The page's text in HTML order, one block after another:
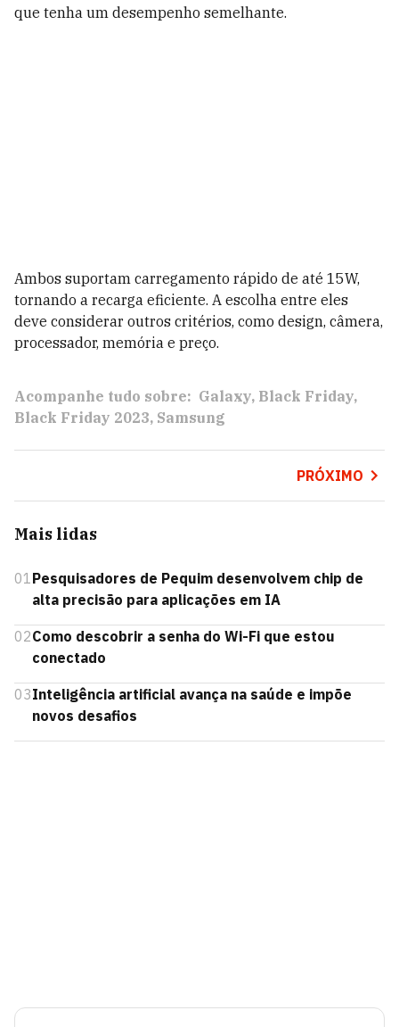
que tenha um desempenho semelhante.
Ambos suportam carregamento rápido de até 15W,
tornando a recarga eficiente. A escolha entre eles
deve considerar outros critérios, como design, câmera,
processador, memória e preço.
Acompanhe tudo sobre: Galaxy Black Friday
Black Friday 2023 Samsung
PRÓXIMO
Mais lidas
01Pesquisadores de Pequim desenvolvem chip de
alta precisão para aplicações em IA
02Como descobrir a senha do Wi-Fi que estou
conectado
03Inteligência artificial avança na saúde e impõe
novos desafios